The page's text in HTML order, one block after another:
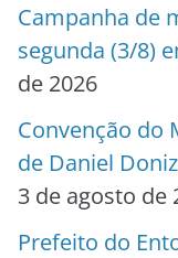
Campanha de
segunda (3/8)
de 2026
Convenção do
de Daniel
3 de agosto de
Prefeito do